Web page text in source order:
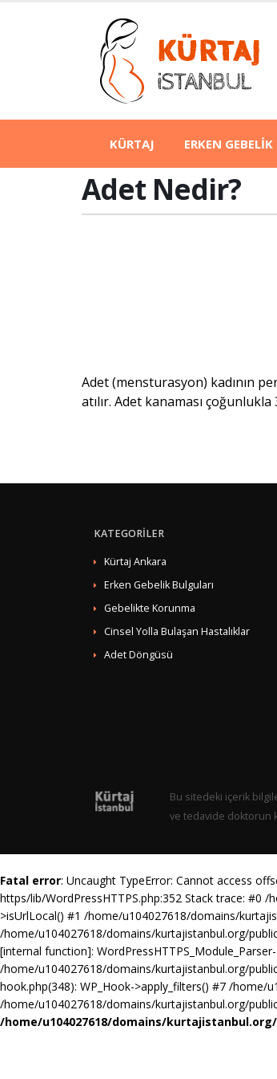
KÜRTAJ ERKEN
Adet Nedir?
Adet (mensturasyon) kadının
atılır. Adet kanaması
KATEGORİLER
Kürtaj Ankara
Erken Gebelik Bulguları
Gebelikte Korunma
Cinsel Yolla Bulaşan Hastalıklar
Adet Döngüsü
Bu sitedeki içerik
ve tedavide doktorun
Fatal error: Uncaught TypeError: Cannot access
https/lib/WordPressHTTPS.php:352 Stack trace: #0
>isUrlLocal() #1 /home/u104027618/domains/
/home/u104027618/domains/kurtajistanbul.org/
[internal function]:
/home/u104027618/domains/kurtajistanbul.org/
hook.php(348): WP_Hook->apply_filters() #7 /home/
/home/u104027618/domains/kurtajistanbul.org/
/home/u104027618/domains/